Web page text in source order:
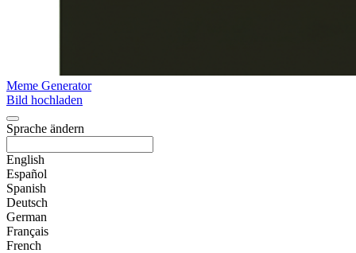
Meme Generator
Bild hochladen
Sprache ändern
English
Español
Spanish
Deutsch
German
Français
French